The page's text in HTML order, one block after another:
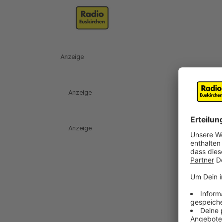
Anzeige
Anzeige
Anzeige